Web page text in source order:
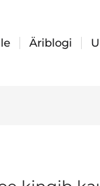
Äriblogi